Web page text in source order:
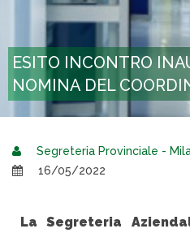
ESITO INCONTRO
NOMINA DEL
Segreteria Provinciale -
16/05/2022
La Segreteria